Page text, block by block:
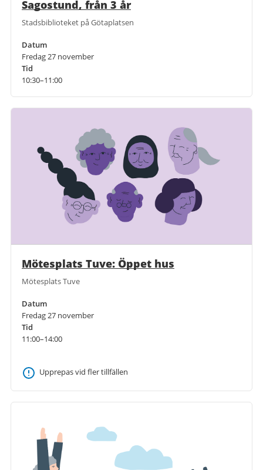
Sagostund, från 3 år
Stadsbiblioteket på Götaplatsen
Datum
Fredag 27 november
Tid
10:30–11:00
Mötesplats Tuve: Öppet hus
Mötesplats Tuve
Datum
Fredag 27 november
Tid
11:00–14:00
Upprepas vid fler tillfällen